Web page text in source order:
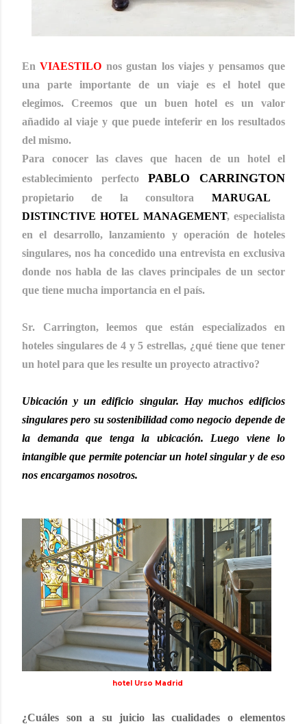
EnVIAESTILO nos gustan los viajes y pensamos que
una parte importante de un viaje es el hotel que
elegimos. Creemos que un buen hotel es un valor
añadido al viaje y que puede inteferir en los resultados
del mismo.
Para conocer las claves que hacen de un hotel el
establecimiento perfecto PABLO CARRINGTON
propietario de la consultora
MARUGAL
DISTINCTIVE HOTEL MANAGEMENT, especialista
en el desarrollo, lanzamiento y operación de hoteles
singulares, nos ha concedido una entrevista en exclusiva
donde nos habla de las claves principales de un sector
que tiene mucha importancia en el país.
Sr. Carrington, leemos que están especializados en
hoteles singulares de 4 y 5 estrellas, ¿qué tiene que tener
un hotel para que les resulte un proyecto atractivo?
Ubicación y un edificio singular. Hay muchos edificios
singulares pero su sostenibilidad como negocio depende de
la demanda que tenga la ubicación. Luego viene lo
intangible que permite potenciar un hotel singular y de eso
nos encargamos nosotros.
hotel Urso Madrid
¿Cuáles son a su juicio las cualidades o elementos